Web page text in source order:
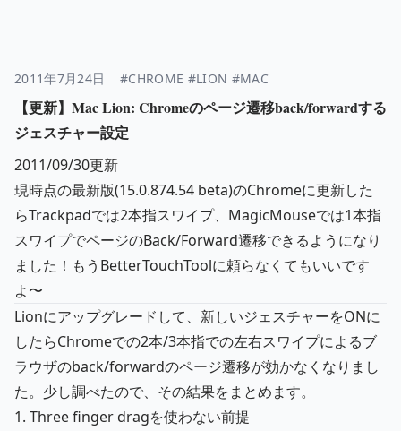
2011年7月24日 #CHROME #LION #MAC
【更新】Mac Lion: Chromeのページ遷移back/forwardする
ジェスチャー設定
2011/09/30更新
現時点の最新版(15.0.874.54 beta)のChromeに更新した
らTrackpadでは2本指スワイプ、MagicMouseでは1本指
スワイプでページのBack/Forward遷移できるようになり
ました！もうBetterTouchToolに頼らなくてもいいです
よ〜
Lionにアップグレードして、新しいジェスチャーをONに
したらChromeでの2本/3本指での左右スワイプによるブ
ラウザのback/forwardのページ遷移が効かなくなりまし
た。少し調べたので、その結果をまとめます。
1. Three finger dragを使わない前提